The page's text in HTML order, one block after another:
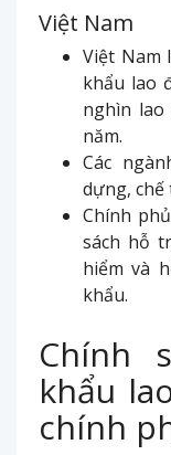
Việt Nam
Việt Nam
khẩu lao
nghìn
năm.
Các
dựng, chế
Chính
sách hỗ
hiểm và
khẩu.
Chính
khẩu
chính